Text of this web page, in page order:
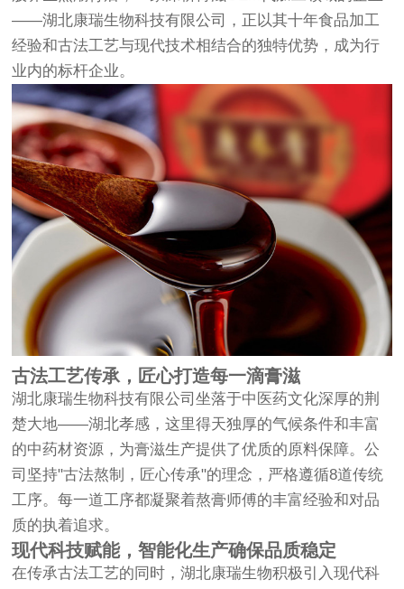
——湖北康瑞生物科技有限公司，正以其十年食品加工
经验和古法工艺与现代技术相结合的独特优势，成为行
业内的标杆企业。
古法工艺传承，匠心打造每一滴膏滋
湖北康瑞生物科技有限公司坐落于中医药文化深厚的荆
楚大地——湖北孝感，这里得天独厚的气候条件和丰富
的中药材资源，为膏滋生产提供了优质的原料保障。公
司坚持"古法熬制，匠心传承"的理念，严格遵循8道传统
工序。每一道工序都凝聚着熬膏师傅的丰富经验和对品
质的执着追求。
现代科技赋能，智能化生产确保品质稳定
在传承古法工艺的同时，湖北康瑞生物积极引入现代科